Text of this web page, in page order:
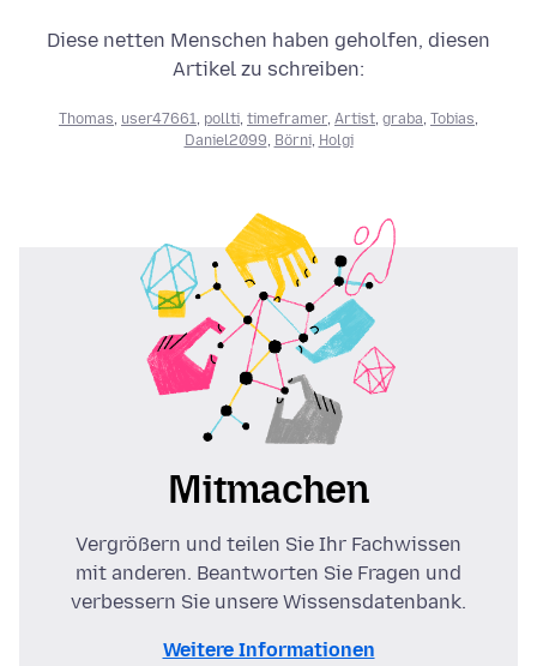
Diese netten Menschen haben geholfen, diesen
Artikel zu schreiben:
Thomas user47661 pollti timeframer, Artist graba Tobias
Daniel2099 Börni, Holgi
Mitmachen
Vergrößern und teilen Sie Ihr Fachwissen
mit anderen. Beantworten Sie Fragen und
verbessern Sie unsere Wissensdatenbank.
Weitere Informationen